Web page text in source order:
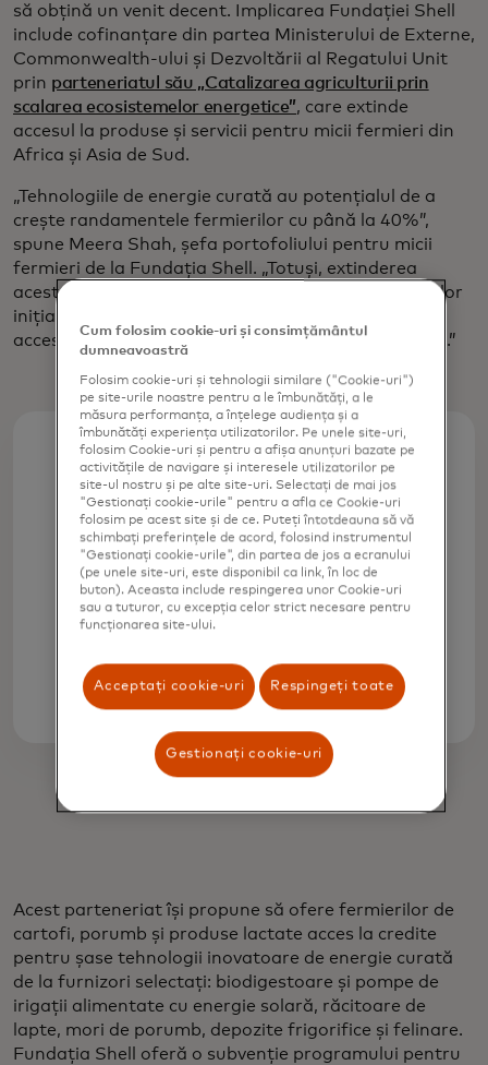
să obțină un venit decent. Implicarea Fundației Shell
include cofinanțare din partea Ministerului de Externe,
Commonwealth-ului și Dezvoltării al Regatului Unit
prin parteneriatul său „Catalizarea agriculturii prin
scalarea ecosistemelor energetice”, care extinde
accesul la produse și servicii pentru micii fermieri din
Africa și Asia de Sud.
„Tehnologiile de energie curată au potențialul de a
crește randamentele fermierilor cu până la 40%”,
spune Meera Shah, șefa portofoliului pentru micii
fermieri de la Fundația Shell. „Totuși, extinderea
acestor tehnologii a fost limitată din cauza costurilor
inițiale ridicate și a incapacității fermierilor de a
accesa credite la rate accesibile, dacă a reușit deloc.”
40%
Creșterea potențială a
randamentelor unui fermier prin
implementarea tehnologiei de
energie curată, potrivit Fundației
Acest parteneriat își propune să ofere fermierilor de
cartofi, porumb și produse lactate acces la credite
pentru șase tehnologii inovatoare de energie curată
de la furnizori selectați: biodigestoare și pompe de
irigații alimentate cu energie solară, răcitoare de
lapte, mori de porumb, depozite frigorifice și felinare.
Fundația Shell oferă o subvenție programului pentru
Cum folosim cookie-uri și consimțământul
dumneavoastră
Folosim cookie-uri și tehnologii similare ("Cookie-uri")
pe site-urile noastre pentru a le îmbunătăți, a le
măsura performanța, a înțelege audiența și a
îmbunătăți experiența utilizatorilor. Pe unele site-uri,
folosim Cookie-uri și pentru a afișa anunțuri bazate pe
activitățile de navigare și interesele utilizatorilor pe
site-ul nostru și pe alte site-uri. Selectați de mai jos
"Gestionați cookie-urile" pentru a afla ce Cookie-uri
folosim pe acest site și de ce. Puteți întotdeauna să vă
schimbați preferințele de acord, folosind instrumentul
"Gestionați cookie-urile", din partea de jos a ecranului
(pe unele site-uri, este disponibil ca link, în loc de
buton). Aceasta include respingerea unor Cookie-uri
sau a tuturor, cu excepția celor strict necesare pentru
funcționarea site-ului.
Acceptați cookie-uri Respingeți toate
Gestionați cookie-uri